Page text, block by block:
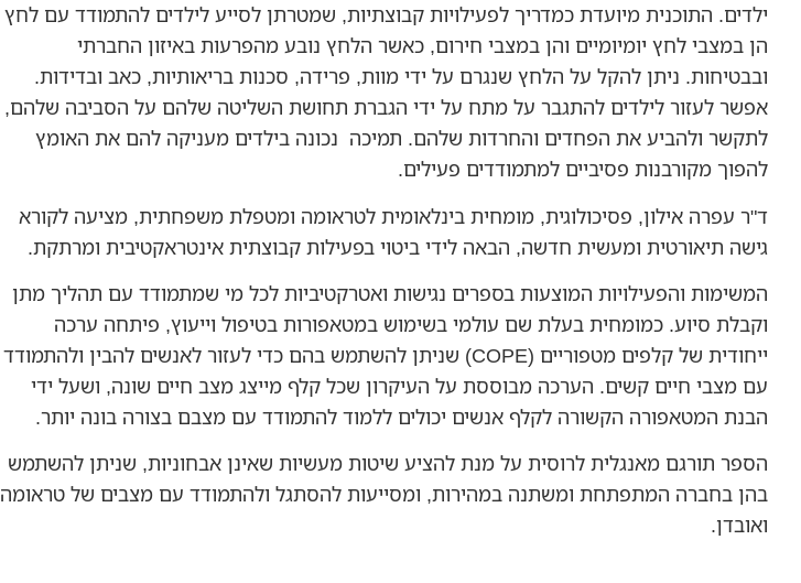
ילדים. התוכנית מיועדת כמדריך לפעילויות קבוצתיות, שמטרתן לסייע לילדים להתמודד עם לחץ
הן במצבי לחץ יומיומיים והן במצבי חירום, כאשר הלחץ נובע מהפרעות באיזון החברתי
ובבטיחות. ניתן להקל על הלחץ שנגרם על ידי מוות, פרידה, סכנות בריאותיות, כאב ובדידות.
אפשר לעזור לילדים להתגבר על מתח על ידי הגברת תחושת השליטה שלהם על הסביבה שלהם,
לתקשר ולהביע את הפחדים והחרדות שלהם. תמיכה נכונה בילדים מעניקה להם את האומץ
להפוך מקורבנות פסיביים למתמודדים פעילים.
ד"ר עפרה אילון, פסיכולוגית, מומחית בינלאומית לטראומה ומטפלת משפחתית, מציעה לקורא
גישה תיאורטית ומעשית חדשה, הבאה לידי ביטוי בפעילות קבוצתית אינטראקטיבית ומרתקת.
המשימות והפעילויות המוצעות בספרים נגישות ואטרקטיביות לכל מי שמתמודד עם תהליך מתן
וקבלת סיוע. כמומחית בעלת שם עולמי בשימוש במטאפורות בטיפול וייעוץ, פיתחה ערכה
ייחודית של קלפים מטפוריים (COPE) שניתן להשתמש בהם כדי לעזור לאנשים להבין ולהתמודד
עם מצבי חיים קשים. הערכה מבוססת על העיקרון שכל קלף מייצג מצב חיים שונה, ושעל ידי
הבנת המטאפורה הקשורה לקלף אנשים יכולים ללמוד להתמודד עם מצבם בצורה בונה יותר.
הספר תורגם מאנגלית לרוסית על מנת להציע שיטות מעשיות שאינן אבחוניות, שניתן להשתמש
בהן בחברה המתפתחת ומשתנה במהירות, ומסייעות להסתגל ולהתמודד עם מצבים של טראומה
ואובדן.